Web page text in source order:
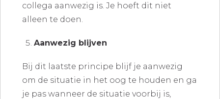
collega aanwezig is. Je hoeft dit niet
alleen te doen.
Aanwezig blijven
Bij dit laatste principe blijf je aanwezig
om de situatie in het oog te houden en ga
je pas wanneer de situatie voorbij is,